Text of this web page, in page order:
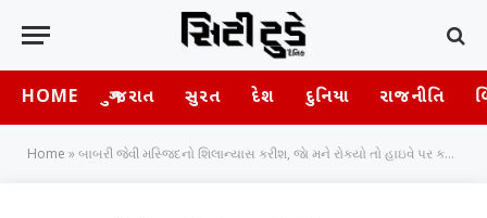
HOME ગુજરાત સુરત દેશ દુનિયા રાજનીતિ
Home »બાબરી જેવી મસ્જિદનો શિલાન્યાસ કરીશ, જાે મને રોક્યો તો હાઇવે પર કબજાે કરશે મુસલમાનો : ધારાસભ્ય હુમાયુ કબીર